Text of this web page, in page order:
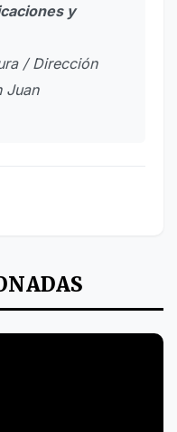
y
/ Dirección
Juan